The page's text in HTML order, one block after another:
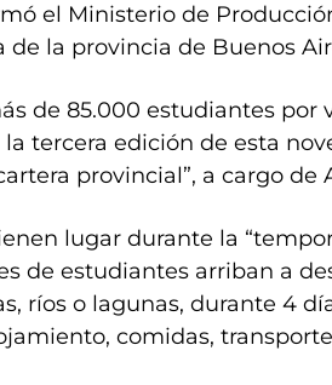
el Ministerio de
de la provincia de Buenos
de 85.000 estudiantes
tercera edición de esta
provincial”, a cargo de
lugar durante la
de estudiantes arriban a
ríos o lagunas, durante 4
comidas,